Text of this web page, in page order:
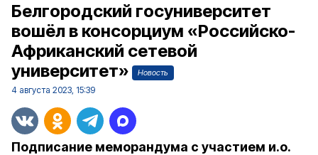
Белгородский госуниверситет
вошёл в консорциум «Российско-
Африканский сетевой
университет»
Новость
4 августа 2023, 15:39
Подписание меморандума с участием и.о.